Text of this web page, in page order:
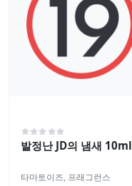
발정난 JD의 냄새 10ml
타마토이즈, 프래그런스